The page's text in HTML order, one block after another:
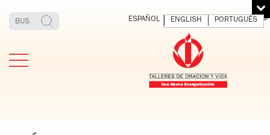
ESPAÑOL ENGLISH PORTUGUÊS